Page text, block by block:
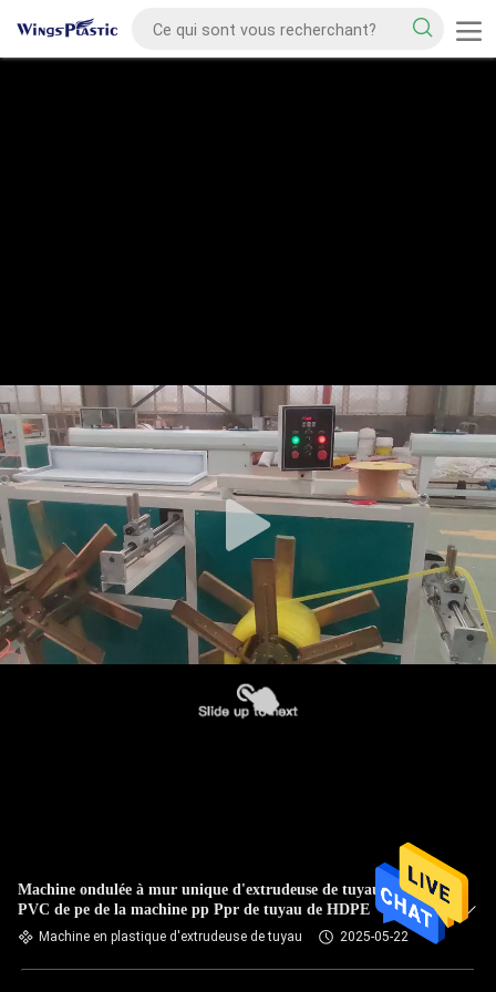
Machine ondulée à mur unique d'extrudeuse de tuyau de
PVC de pe de la machine pp Ppr de tuyau de HDPE
Machine en plastique d'extrudeuse de tuyau 2025-05-22